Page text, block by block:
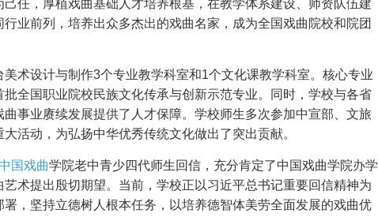
任，厚植戏曲基础人才培养根基，在教学体系建设、师资队伍建
业前列，培养出众多杰出的戏曲名家，成为全国戏曲院校和院团
术设计与制作3个专业教学科室和1个文化课教学科室。核心专业
全国职业院校民族文化传承与创新示范专业。同时，学校与各省
事业赓续发展提供了人才保障。学校师生多次参加中宣部、文旅
活动，为弘扬中华优秀传统文化做出了突出贡献。
国戏曲学院老中青少四代师生回信，充分肯定了中国戏曲学院办学
术提出殷切期望。当前，学校正以习近平总书记重要回信精神为
，坚持立德树人根本任务，以培养德智体美劳全面发展的戏曲优